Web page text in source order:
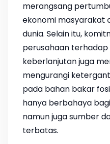
merangsang
ekonomi masyarakat
dunia. Selain itu,
perusahaan terhadap
keberlanjutan juga
mengurangi
pada bahan bakar
hanya berbahaya
namun juga sumber
terbatas.